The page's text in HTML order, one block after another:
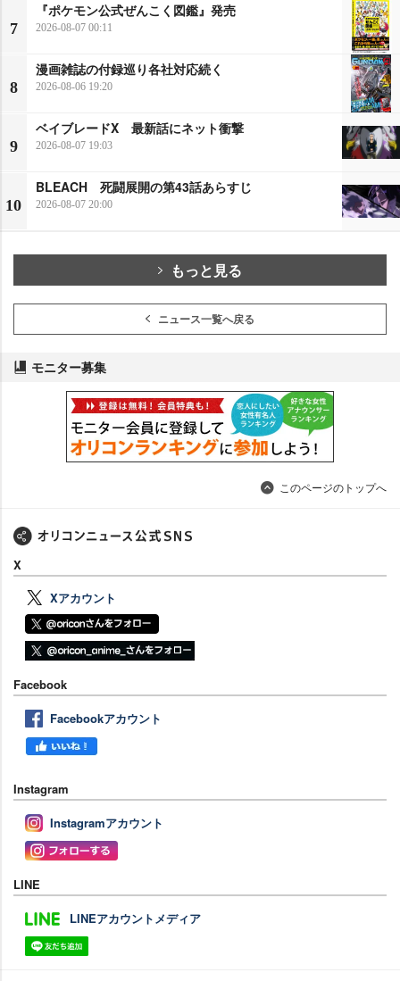
7
『ポケモン公式ぜんこく図鑑』発売
2026-08-07 00:11
8
漫画雑誌の付録巡り各社対応続く
2026-08-06 19:20
9
ベイブレードX 最新話にネット衝撃
2026-08-07 19:03
10
BLEACH 死闘展開の第43話あらすじ
2026-08-07 20:00
もっと見る
ニュース一覧へ戻る
モニター募集
このページのトップへ
X
Xアカウント
Facebook
Facebookアカウント
Instagram
Instagramアカウント
LINE
LINEアカウントメディア